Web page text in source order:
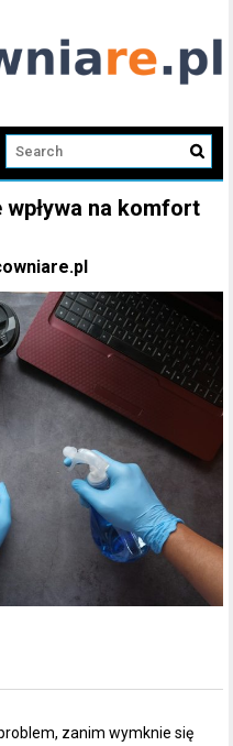
na komfort
zanim wymknie się